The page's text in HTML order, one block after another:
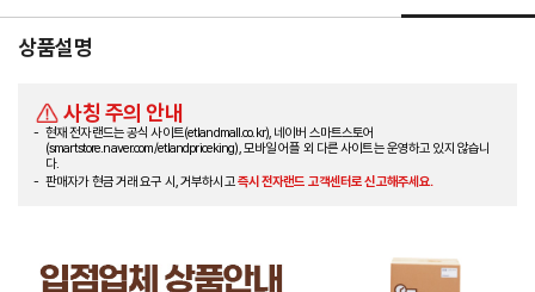
상품설명
사칭 주의 안내
현재 전자랜드는 공식 사이트(etlandmall.co.kr), 네이버 스마트스토어
(smartstore.naver.com/etlandpriceking), 모바일 어플 외 다른 사이트는 운영하고 있지 않습니
다.
판매자가 현금 거래 요구 시, 거부하시고즉시 전자랜드 고객센터로 신고해주세요.